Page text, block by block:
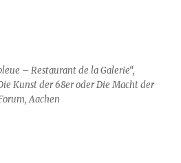
– Restaurant de la Galerie“,
Kunst der 68er oder Die Macht der
Aachen